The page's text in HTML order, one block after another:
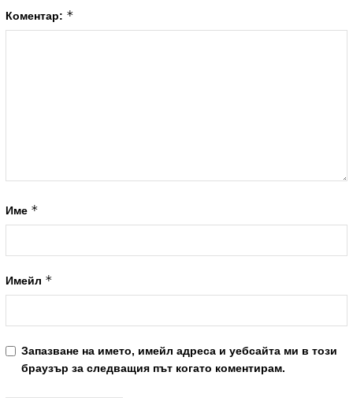
Коментар: *
Име *
Имейл *
Запазване на името, имейл адреса и уебсайта ми в този
браузър за следващия път когато коментирам.